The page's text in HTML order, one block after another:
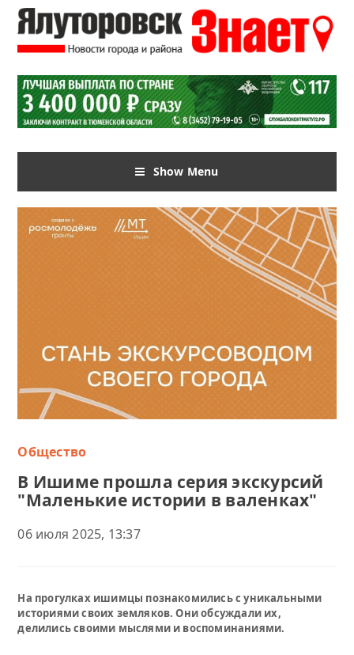
Show Menu
Общество
В Ишиме прошла серия экскурсий
"Маленькие истории в валенках"
06 июля 2025, 13:37
На прогулках ишимцы познакомились с уникальными
историями своих земляков. Они обсуждали их,
делились своими мыслями и воспоминаниями.